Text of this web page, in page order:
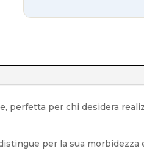
perfetta per chi desidera
per la sua